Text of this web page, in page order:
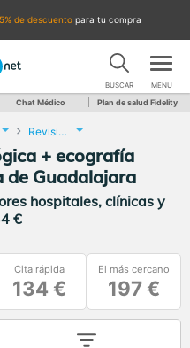
de descuento para tu compra
BUSCAR MENU
Chat Médico Plan de salud Fidelity
Revisión anual Ginecológica + ecografía mamaria
+ ecografía
de Guadalajara
hospitales, clínicas y
€
Cita rápida
134 €
El más cercano
197 €